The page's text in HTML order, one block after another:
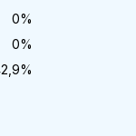
0%
0%
%